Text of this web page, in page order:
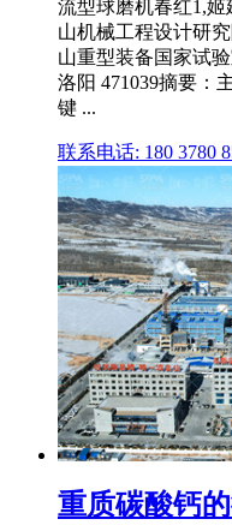
流型球磨机春红1,姬
山机械工程设计研
山重型装备国家试
洛阳 471039摘要：
键 ...
联系电话: 180 3780
重质碳酸钙